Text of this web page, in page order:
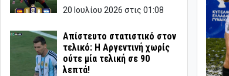
20 Ιουλίου 2026 στις 01:08
Απίστευτο στατιστικό στον
τελικό: Η Αργεντινή χωρίς
ούτε μία τελική σε 90
λεπτά!